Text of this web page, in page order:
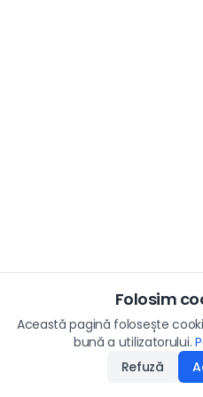
Folosim
Această pagină folosește
bună a utilizatorului.
Refuză